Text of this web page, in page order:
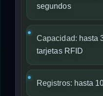
segundos
Capacidad: hasta
tarjetas RFID
Registros: hasta